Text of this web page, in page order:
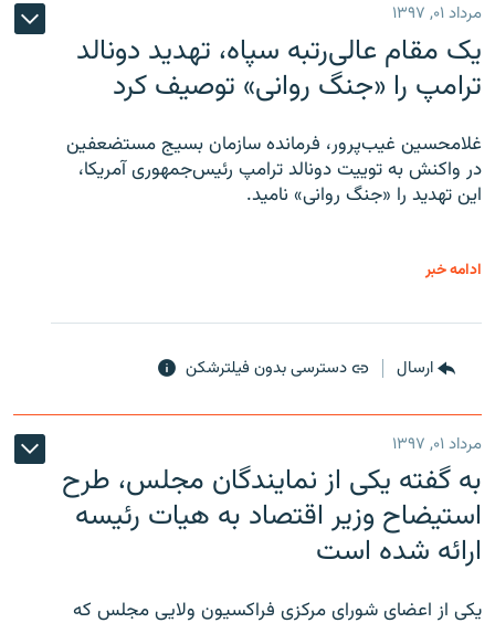
مرداد ۰۱, ۱۳۹۷
یک مقام عالی‌رتبه سپاه، تهدید دونالد
ترامپ را «جنگ روانی» توصیف کرد
غلامحسین غیب‌پرور، فرمانده سازمان بسیج مستضعفین
در واکنش به توییت دونالد ترامپ رئیس‌جمهوری آمریکا،
این تهدید را «جنگ روانی» نامید.
ادامه خبر
ارسال دسترسی بدون فیلترشکن
مرداد ۰۱, ۱۳۹۷
به گفته یکی از نمایندگان مجلس، طرح
استیضاح وزیر اقتصاد به هیات رئیسه
ارائه شده است
یکی از اعضای شورای مرکزی فراکسیون ولایی مجلس که